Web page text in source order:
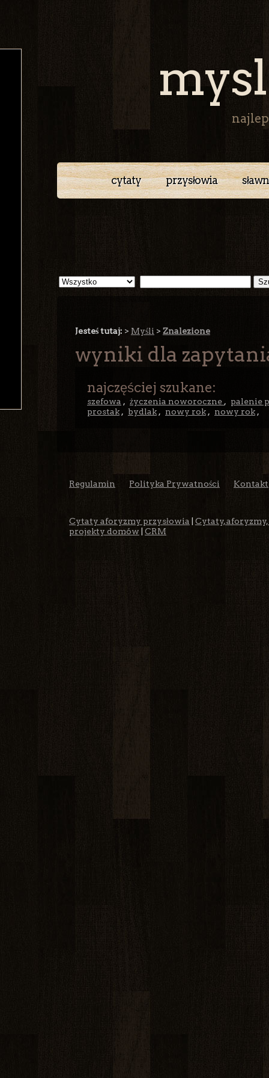
cytaty przysłowia
Jesteś tutaj: > Myśli > Znalezione
wyniki dla
najczęściej szukane:
szefowa , życzenia noworoczne , palenie
prostak , bydlak , nowy rok , nowy rok ,
Regulamin Polityka Prywatności Kontakt
Cytaty aforyzmy przysłowia
Cytaty,
projekty domów
CRM